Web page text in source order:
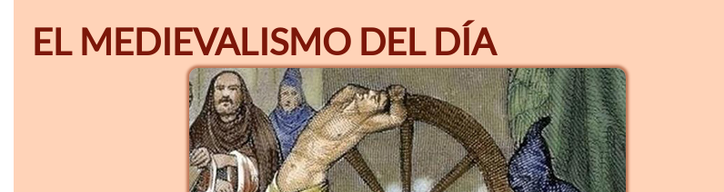
EL MEDIEVALISMO DEL DÍA